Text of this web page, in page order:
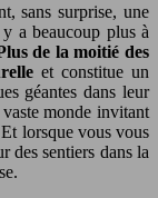
sans surprise, une
a beaucoup plus à
de la moitié des
et constitue un
géantes dans leur
monde invitant
lorsque vous vous
des sentiers dans la